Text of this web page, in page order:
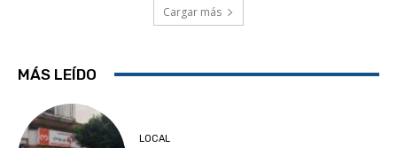
Cargar más
MÁS LEÍDO
LOCAL